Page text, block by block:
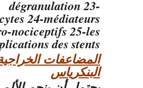
dégranulation 23-
24-médiateurs
nociceptifs 25-les
des stents
المضاعفات
البنكرياس